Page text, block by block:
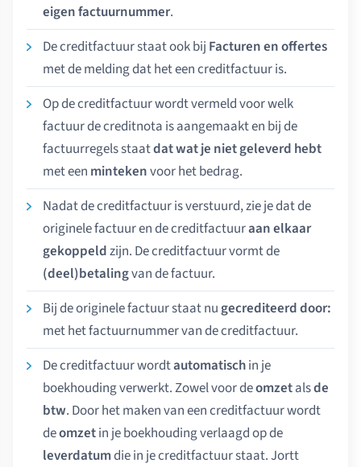
eigen factuurnummer.
De creditfactuur staat ook bij Facturen en offertes
met de melding dat het een creditfactuur is.
Op de creditfactuur wordt vermeld voor welk
factuur de creditnota is aangemaakt en bij de
factuurregels staatdat wat je niet geleverd hebt
met een mintekenvoor het bedrag.
Nadat de creditfactuur is verstuurd, zie je dat de
originele factuur en de creditfactuuraan elkaar
gekoppeldzijn. De creditfactuur vormt de
(deel)betalingvan de factuur.
Bij de originele factuur staat nu gecrediteerd door:
met het factuurnummer van de creditfactuur.
De creditfactuur wordtautomatischin je
boekhouding verwerkt. Zowel voor deomzetalsde
btw. Door het maken van een creditfactuur wordt
deomzetin je boekhouding verlaagd op de
leverdatumdie in je creditfactuur staat. Jortt